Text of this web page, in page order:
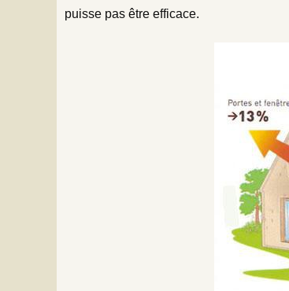
puisse pas être efficace.